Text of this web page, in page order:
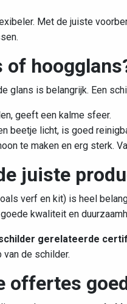
Met de juiste
of
glans is belangrijk. Een
geeft een kalme sfeer.
beetje licht, is goed
te maken en erg sterk.
juiste
verf en kit) is heel
kwaliteit en
gerelateerde
de schilder.
offertes